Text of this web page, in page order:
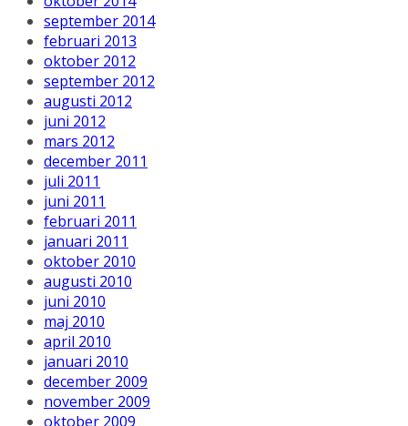
september 2014
februari 2013
oktober 2012
september 2012
augusti 2012
juni 2012
mars 2012
december 2011
juli 2011
juni 2011
februari 2011
januari 2011
oktober 2010
augusti 2010
juni 2010
maj 2010
april 2010
januari 2010
december 2009
november 2009
oktober 2009